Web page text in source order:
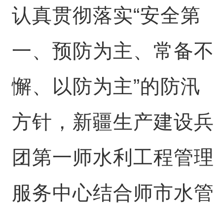
认真贯彻落实“安全第
一、预防为主、常备不
懈、以防为主”的防汛
方针，新疆生产建设兵
团第一师水利工程管理
服务中心结合师市水管